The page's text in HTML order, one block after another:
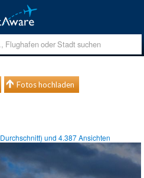
Fotos hochladen
Durchschnitt) und4.387Ansichten